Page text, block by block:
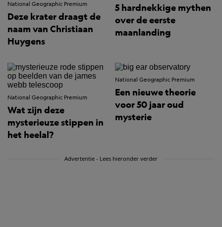
National Geographic Premium
Deze krater draagt de
naam van Christiaan
Huygens
5 hardnekkige mythen
over de eerste
maanlanding
National Geographic Premium
Wat zijn deze
mysterieuze stippen in
het heelal?
National Geographic Premium
Een nieuwe theorie
voor 50 jaar oud
mysterie
Advertentie - Lees hieronder verder